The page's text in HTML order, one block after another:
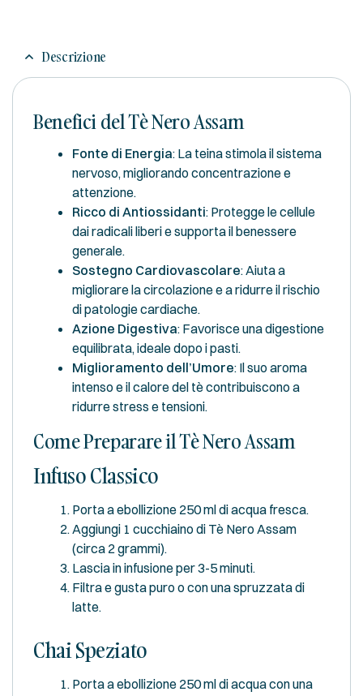
Descrizione
Benefici del Tè Nero Assam
Fonte di Energia: La teina stimola il sistema
nervoso, migliorando concentrazione e
attenzione.
Ricco di Antiossidanti: Protegge le cellule
dai radicali liberi e supporta il benessere
generale.
Sostegno Cardiovascolare: Aiuta a
migliorare la circolazione e a ridurre il rischio
di patologie cardiache.
Azione Digestiva: Favorisce una digestione
equilibrata, ideale dopo i pasti.
Miglioramento dell’Umore: Il suo aroma
intenso e il calore del tè contribuiscono a
ridurre stress e tensioni.
Come Preparare il Tè Nero Assam
Infuso Classico
Porta a ebollizione 250 ml di acqua fresca.
Aggiungi 1 cucchiaino di Tè Nero Assam
(circa 2 grammi).
Lascia in infusione per 3-5 minuti.
Filtra e gusta puro o con una spruzzata di
latte.
Chai Speziato
Porta a ebollizione 250 ml di acqua con una